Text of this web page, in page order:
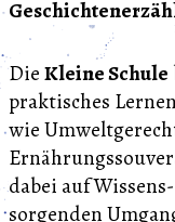
DieKleine Schule
praktisches
wie
dabei auf
sorgenden